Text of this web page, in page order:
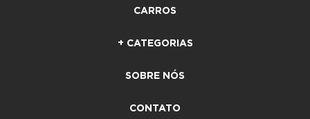
CARROS
+ CATEGORIAS
SOBRE NÓS
CONTATO